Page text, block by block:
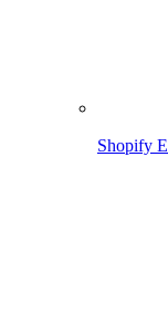
Shopify